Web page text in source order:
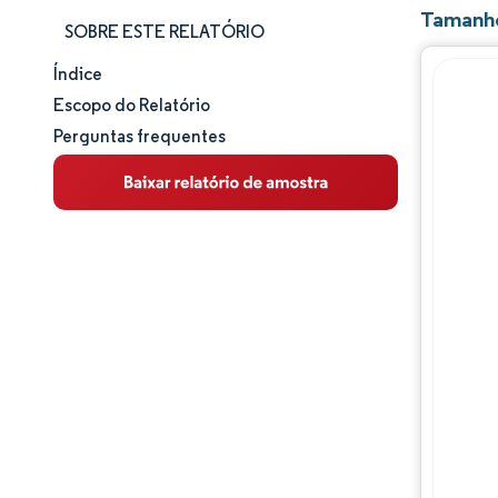
SOBRE ESTE RELATÓRIO
Tamanho e participação de mercado
Análise de mercado
Tendências e insights
Índice
Escopo do Relatório
Perguntas frequentes